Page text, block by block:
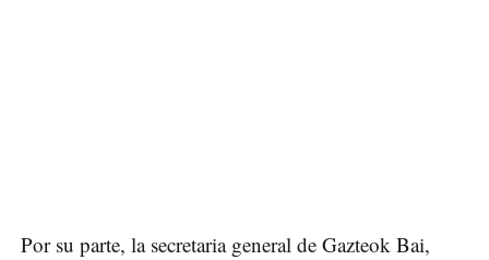
Por su parte, la secretaria general de Gazteok Bai,